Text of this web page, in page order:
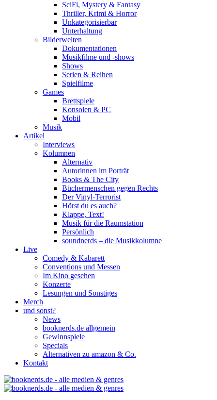
SciFi, Mystery & Fantasy
Thriller, Krimi & Horror
Unkategorisierbar
Unterhaltung
Bilderwelten
Dokumentationen
Musikfilme und -shows
Shows
Serien & Reihen
Spielfilme
Games
Brettspiele
Konsolen & PC
Mobil
Musik
Artikel
Interviews
Kolumnen
Alternativ
Autorinnen im Porträt
Books & The City
Büchermenschen gegen Rechts
Der Vinyl-Terrorist
Hörst du es auch?
Klappe, Text!
Musik für die Raumstation
Persönlich
soundnerds – die Musikkolumne
Live
Comedy & Kabarett
Conventions und Messen
Im Kino gesehen
Konzerte
Lesungen und Sonstiges
Merch
und sonst?
News
booknerds.de allgemein
Gewinnspiele
Specials
Alternativen zu amazon & Co.
Kontakt